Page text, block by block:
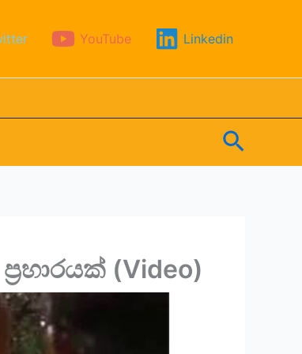
YouTube Linkedin
Search
(Video)